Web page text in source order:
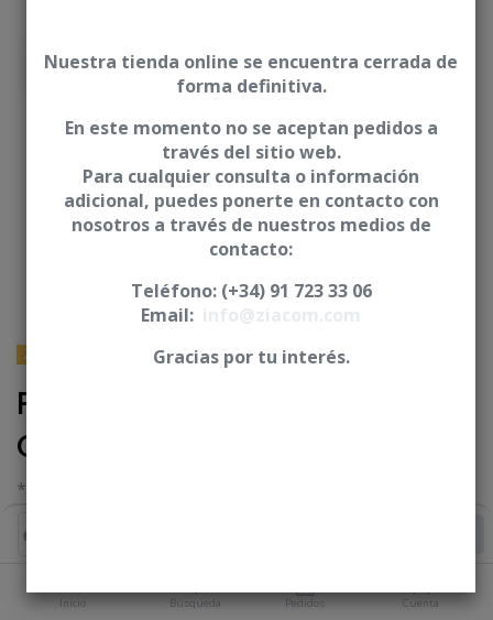
Inicio Búsqueda Pedidos Cuenta
ZIMMER® BIOMET® - ZIMMER® Screw Vent®
Pilar angulado 17° BiPlan -
CZM
* Incluye posicionador del pilar y tornillo
Iniciar sesión
PLATAFORMA
Nuestra tienda online se encuentra cerrada de
forma definitiva.
En este momento no se aceptan pedidos a
través del sitio web.
Para cualquier consulta o información
adicional, puedes ponerte en contacto con
nosotros a través de nuestros medios de
contacto:
Teléfono: (+34) 91 723 33 06
Email:
Gracias por tu interés.